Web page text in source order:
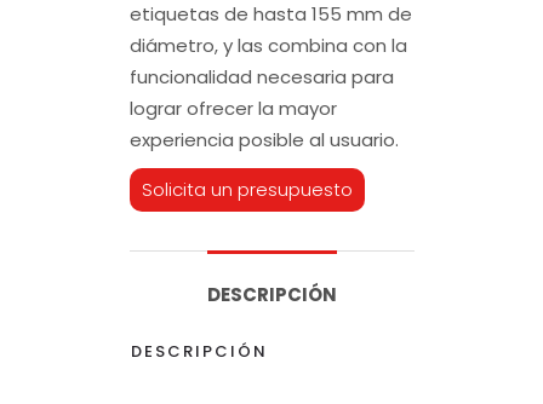
etiquetas de hasta 155 mm de
diámetro, y las combina con la
funcionalidad necesaria para
lograr ofrecer la mayor
experiencia posible al usuario.
Solicita un presupuesto
DESCRIPCIÓN
DESCRIPCIÓN